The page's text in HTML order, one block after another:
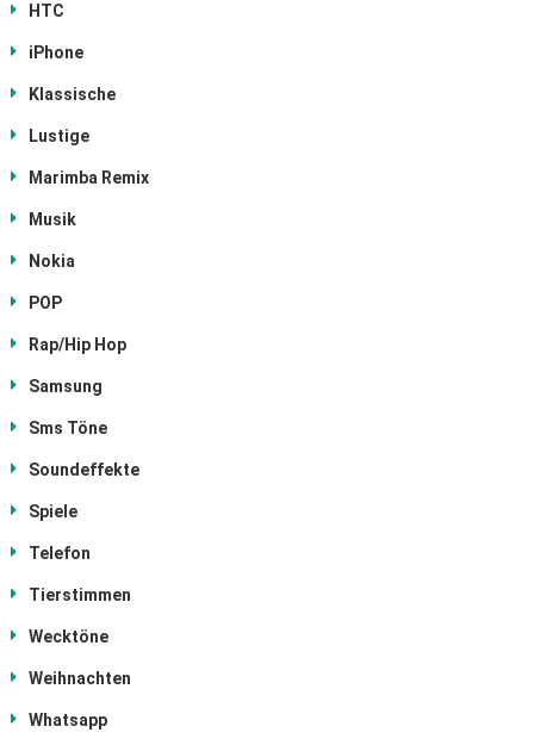
HTC
iPhone
Klassische
Lustige
Marimba Remix
Musik
Nokia
POP
Rap/Hip Hop
Samsung
Sms Töne
Soundeffekte
Spiele
Telefon
Tierstimmen
Wecktöne
Weihnachten
Whatsapp